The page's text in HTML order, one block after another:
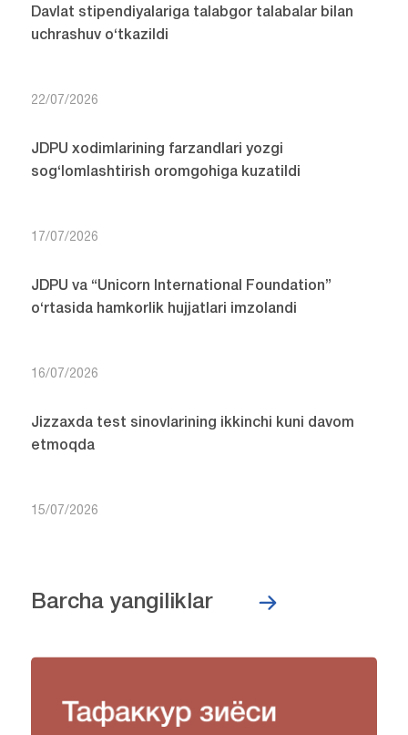
Davlat stipendiyalariga talabgor talabalar bilan
uchrashuv o‘tkazildi
22/07/2026
JDPU xodimlarining farzandlari yozgi
sog‘lomlashtirish oromgohiga kuzatildi
17/07/2026
JDPU va “Unicorn International Foundation”
o‘rtasida hamkorlik hujjatlari imzolandi
16/07/2026
Jizzaxda test sinovlarining ikkinchi kuni davom
etmoqda
15/07/2026
Barcha yangiliklar